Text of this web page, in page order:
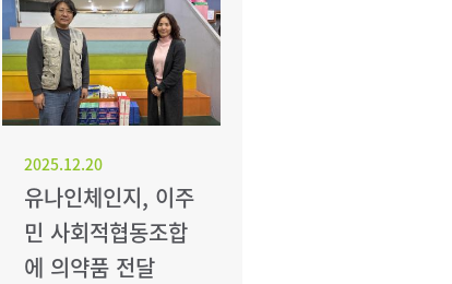
2025.12.20
유나인체인지, 이주
민 사회적협동조합
에 의약품 전달